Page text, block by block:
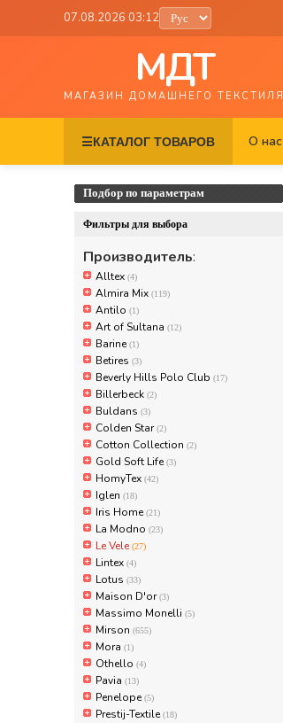
07.08.2026 03:12
МДТ
МАГАЗИН ДОМАШНЕГО ТЕКСТИЛЯ
☰КАТАЛОГ ТОВАРОВ О нас
Подбор по параметрам
Фильтры для выбора
Производитель:
Alltex (4)
Almira Mix (119)
Antilo (1)
Art of Sultana (12)
Barine(1)
Betires (3)
Beverly Hills Polo Club (17)
Billerbeck (2)
Buldans (3)
Colden Star(2)
Cotton Collection (2)
Gold Soft Life(3)
HomyTex (42)
Iglen (18)
Iris Home(21)
La Modno (23)
Le Vele (27)
Lintex (4)
Lotus (33)
Maison D'or(3)
Massimo Monelli (5)
Mirson (655)
Mora (1)
Othello (4)
Pavia (13)
Penelope(5)
Prestij-Textile(18)